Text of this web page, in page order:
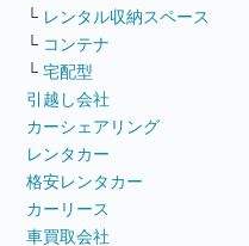
└ レンタル収納スペース
└ コンテナ
└ 宅配型
引越し会社
カーシェアリング
レンタカー
格安レンタカー
カーリース
車買取会社